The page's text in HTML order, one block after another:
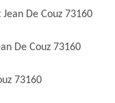
De Couz 73160
De Couz 73160
73160